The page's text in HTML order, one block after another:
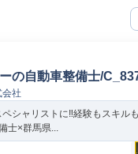
の自動車整備士/
社
シャリストに‼経験もスキル
士×群馬県...